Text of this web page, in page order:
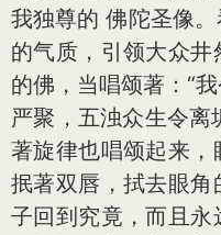
我独尊的 佛陀圣像
的气质，引领大众
的佛，当唱颂著：“
严聚，五浊众生令离
著旋律也唱颂起来
抿著双唇，拭去眼
子回到究竟，而且永